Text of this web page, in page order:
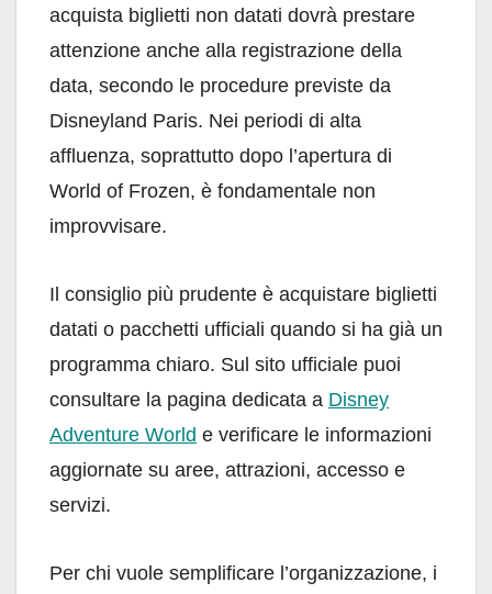
acquista biglietti non datati dovrà prestare
attenzione anche alla registrazione della
data, secondo le procedure previste da
Disneyland Paris. Nei periodi di alta
affluenza, soprattutto dopo l’apertura di
World of Frozen, è fondamentale non
improvvisare.
Il consiglio più prudente è acquistare biglietti
datati o pacchetti ufficiali quando si ha già un
programma chiaro. Sul sito ufficiale puoi
consultare la pagina dedicata a Disney
Adventure World e verificare le informazioni
aggiornate su aree, attrazioni, accesso e
servizi.
Per chi vuole semplificare l’organizzazione, i